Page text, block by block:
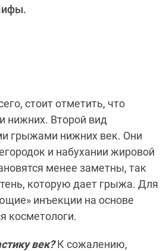
стоит отметить, что
нижних. Второй вид
грыжами нижних век. Они
и набухании жировой
менее заметны, так
которую дает грыжа. Для
инъекции на основе
косметологи.
век?К сожалению,